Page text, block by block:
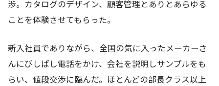
渉。カタログのデザイン、顧客管理とありとあらゆる
ことを体験させてもらった。
新入社員でありながら、全国の気に入ったメーカーさ
んにびしばし電話をかけ、会社を説明しサンプルをも
らい、値段交渉に臨んだ。ほとんどの部長クラス以上